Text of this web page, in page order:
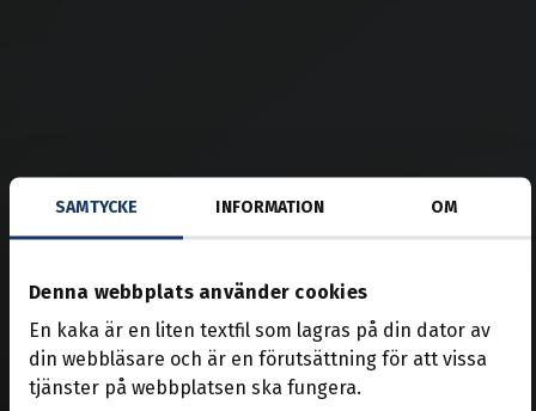
SAMTYCKE INFORMATION OM
Denna webbplats använder cookies
En kaka är en liten textfil som lagras på din dator av
din webbläsare och är en förutsättning för att vissa
tjänster på webbplatsen ska fungera.